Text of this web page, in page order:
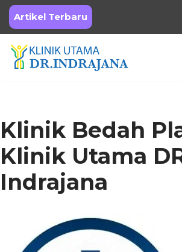
Skip
to
content
Artikel Terbaru
Klinik Bedah
Klinik Utama
Indrajana